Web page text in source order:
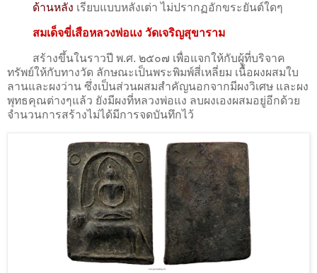
ด้านหลัง เรียบแบบหลังเต่า ไม่ปรากฏอักขระยันต์ใดๆ
สมเด็จขี่เสือหลวงพ่อแง วัดเจริญสุขาราม
สร้างขึ้นในราวปี พ.ศ. ๒๕๐๗ เพื่อแจกให้กับผู้ที่บริจาค
ทรัพย์ให้กับทางวัด ลักษณะเป็นพระพิมพ์สี่เหลี่ยม เนื้อผงผสมใบ
ลานและผงว่าน ซึ่งเป็นส่วนผสมสำคัญนอกจากมีผงวิเศษ และผง
พุทธคุณต่างๆแล้ว ยังมีผงที่หลวงพ่อแง ลบผงเองผสมอยู่อีกด้วย
จำนวนการสร้างไม่ได้มีการจดบันทึกไว้